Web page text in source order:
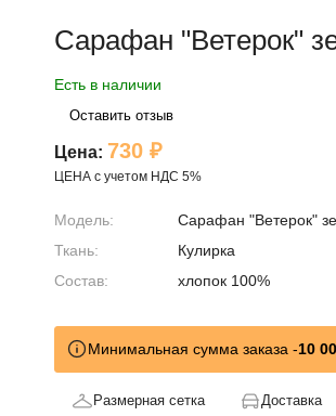
Сарафан "Ветерок"
Есть в наличии
Оставить отзыв
Цена: 730 ₽
ЦЕНА с учетом НДС 5%
Модель:
Сарафан "Ветерок"
Ткань:
Кулирка
Состав:
хлопок 100%
Минимальная сумма заказа -10
Размерная сетка Доставка